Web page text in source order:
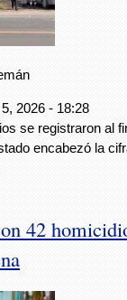
2026 - 18:28
se registraron al
encabezó la
42